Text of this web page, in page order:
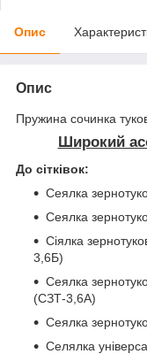
Опис
Опис
Пружина сочинка
Широкий
До сітківок:
Сеялка
Сеялка
Сіялка
3,6Б)
Сеялка
(СЗТ-3,6А)
Сеялка
Селялка